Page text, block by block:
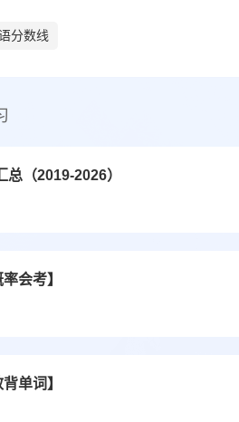
分数线
（2019-2026）
会考】
单词】